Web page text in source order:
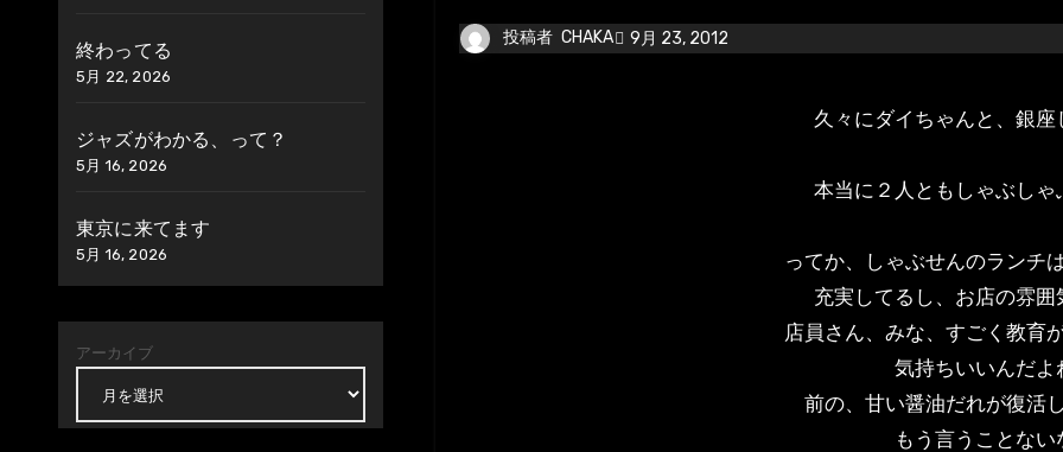
終わってる
5月 22, 2026
ジャズがわかる、って？
5月 16, 2026
東京に来てます
5月 16, 2026
アーカイブ
投稿者 CHAKA 9月 23, 2012
久々にダイちゃんと、銀座
本当に２人ともしゃぶしゃ
ってか、しゃぶせんのランチ
充実してるし、お店の雰囲
店員さん、みな、すごく教育
気持ちいいんだよ
前の、甘い醤油だれが復活
もう言うことない